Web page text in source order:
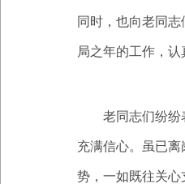
同时，也向老同
局之年的工作，
老同志们纷纷
充满信心。虽已
势，一如既往关